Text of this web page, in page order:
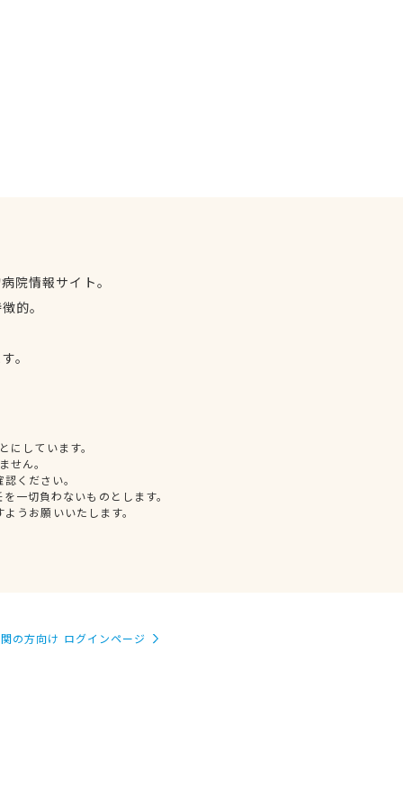
院情報サイト。
的。
。
しています。
せん。
ください。
一切負わないものとします。
うお願いいたします。
の方向け ログインページ